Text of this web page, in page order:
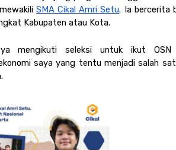
SMA Cikal Amri Setu. Ia bercerita
Kabupaten atau Kota.
mengikuti seleksi untuk ikut
saya yang tentu menjadi salah